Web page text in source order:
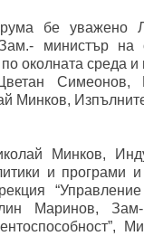
бе уважено
министър
околната среда
Минков,
Минков,
и програми
Маринов, Зам-